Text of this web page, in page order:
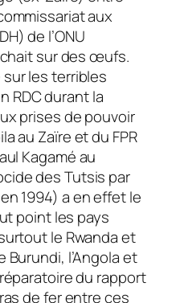
aux
de l’ONU
sur des œufs.
les terribles
RDC durant la
prises de pouvoir
au Zaïre et du FPR
Kagamé au
des Tutsis par
1994) a en effet le
point les pays
le Rwanda et
Burundi, l’Angola et
du rapport
de fer entre ces